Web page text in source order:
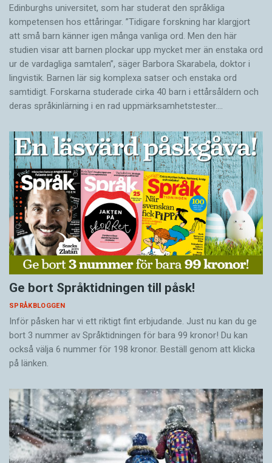
Edinburghs universitet, som har studerat den språkliga
kompetensen hos ettåringar. ”Tidigare forskning har klargjort
att små barn känner igen många vanliga ord. Men den här
studien visar att barnen plockar upp mycket mer än enstaka ord
ur de vardagliga samtalen”, säger Barbora Skarabela, doktor i
lingvistik. Barnen lär sig komplexa satser och enstaka ord
samtidigt. Forskarna studerade cirka 40 barn i ettårsåldern och
deras språkinlärning i en rad uppmärksamhetstester.…
Ge bort Språktidningen till påsk!
SPRÅKBLOGGEN
Inför påsken har vi ett riktigt fint erbjudande. Just nu kan du ge
bort 3 nummer av Språktidningen för bara 99 kronor! Du kan
också välja 6 nummer för 198 kronor. Beställ genom att klicka
på länken.